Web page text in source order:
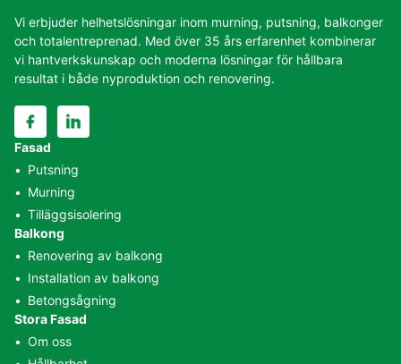
Vi erbjuder helhetslösningar inom murning, putsning, balkonger
och totalentreprenad. Med över 35 års erfarenhet kombinerar
vi hantverkskunskap och moderna lösningar för hållbara
resultat i både nyproduktion och renovering.
Fasad
• Putsning
• Murning
• Tilläggsisolering
Balkong
• Renovering av balkong
• Installation av balkong
• Betongsågning
Stora Fasad
• Om oss
Hur kan vi hjälpa dig?
Vi hjälper fastighetsägare och bostadsrättsföreningar med
helhetslösningar inom murning, putsning och balkonger – från